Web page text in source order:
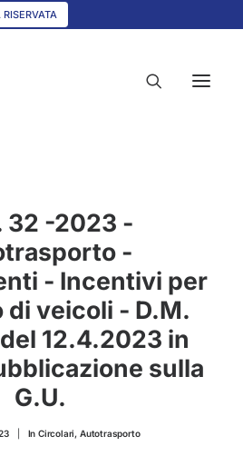
RISERVATA
32 -2023 -
-
- Incentivi per
di veicoli - D.M.
12.4.2023 in
sulla
G.U.
InCircolari, Autotrasporto